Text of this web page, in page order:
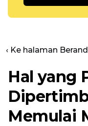
‹ Ke halaman
Hal yang
Memulai